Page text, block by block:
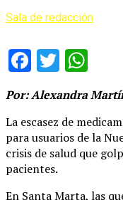
Sala de redacción
Facebook
Twitter
Por: Alexandra
La escasez de
para usuarios de la
crisis de salud que
pacientes.
En Santa Marta, las